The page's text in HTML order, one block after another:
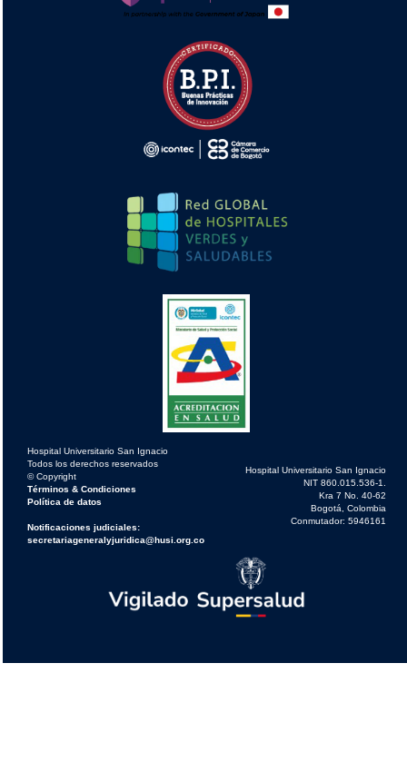
Hospital Universitario San Ignacio
Todos los derechos reservados
© Copyright
Términos & Condiciones
Política de datos
Notificaciones judiciales:
secretariageneralyjuridica@husi.org.co
Hospital Universitario San Ignacio
NIT 860.015.536-1.
Kra 7 No. 40-62
Bogotá, Colombia
Conmutador: 5946161